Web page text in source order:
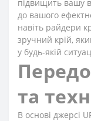
підвищить вашу
до вашого
навіть райдери
зручний крій,
у будь-якій
та
В основі джерсі